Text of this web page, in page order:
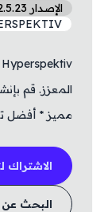
الإصدار 2.5.23
المعزز. قم
مميز * أفضل
الاشتراك
البحث عن